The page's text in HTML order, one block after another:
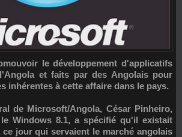
et faits par des Angolais pour
inhérentes à cette affaire dans le pays.
de Microsoft/Angola, César Pinheiro,
Windows 8.1, a spécifié qu'il existait
jour qui servaient le marché angolais